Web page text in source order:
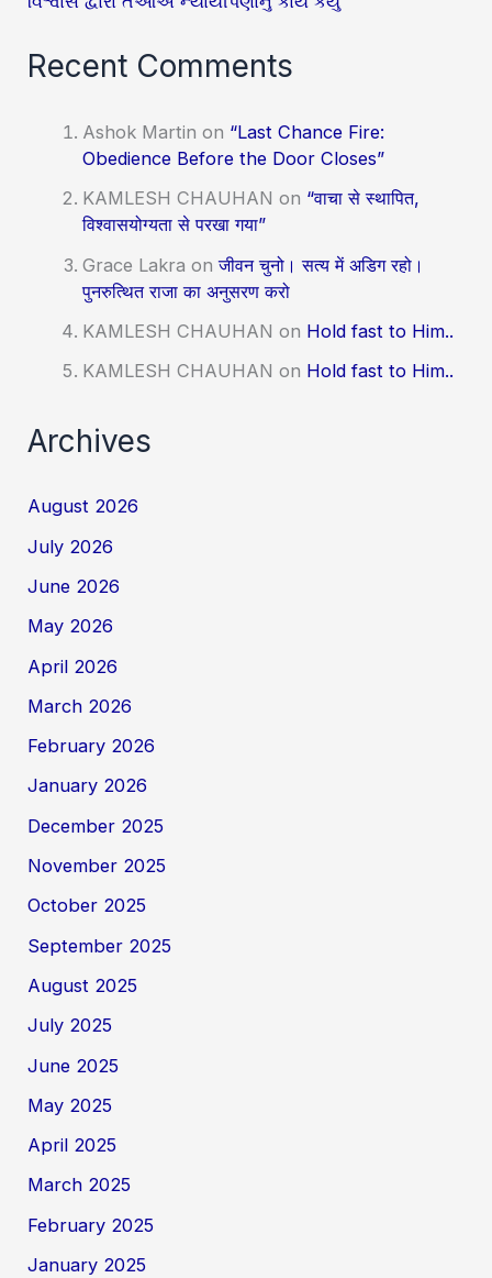
Recent Comments
Ashok Martin on “Last Chance Fire:
Obedience Before the Door Closes”
KAMLESH CHAUHAN on “वाचा से स्थापित,
विश्वासयोग्यता से परखा गया”
Grace Lakra onजीवन चुनो। सत्य में अडिग रहो।
पुनरुत्थित राजा का अनुसरण करो
KAMLESH CHAUHAN on Hold fast to Him..
KAMLESH CHAUHAN on Hold fast to Him..
Archives
August 2026
July 2026
June 2026
May 2026
April 2026
March 2026
February 2026
January 2026
December 2025
November 2025
October 2025
September 2025
August 2025
July 2025
June 2025
May 2025
April 2025
March 2025
February 2025
January 2025